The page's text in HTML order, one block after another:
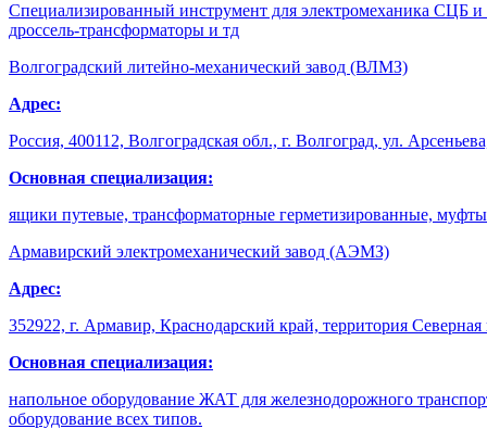
Специализированный инструмент для электромеханика СЦБ
дроссель-трансформаторы и тд
Волгоградский литейно-механический завод (ВЛМЗ)
Адрес:
Россия, 400112, Волгоградская обл., г. Волгоград, ул.
Основная специализация:
ящики путевые, трансформаторные герметизированные,
Армавирский электро­механи­ческий завод (АЭМЗ)
Адрес:
352922, г. Армавир, Краснодарский край, территория
Основная специализация:
напольное оборудование ЖАТ для железнодорожного
оборудование всех типов.